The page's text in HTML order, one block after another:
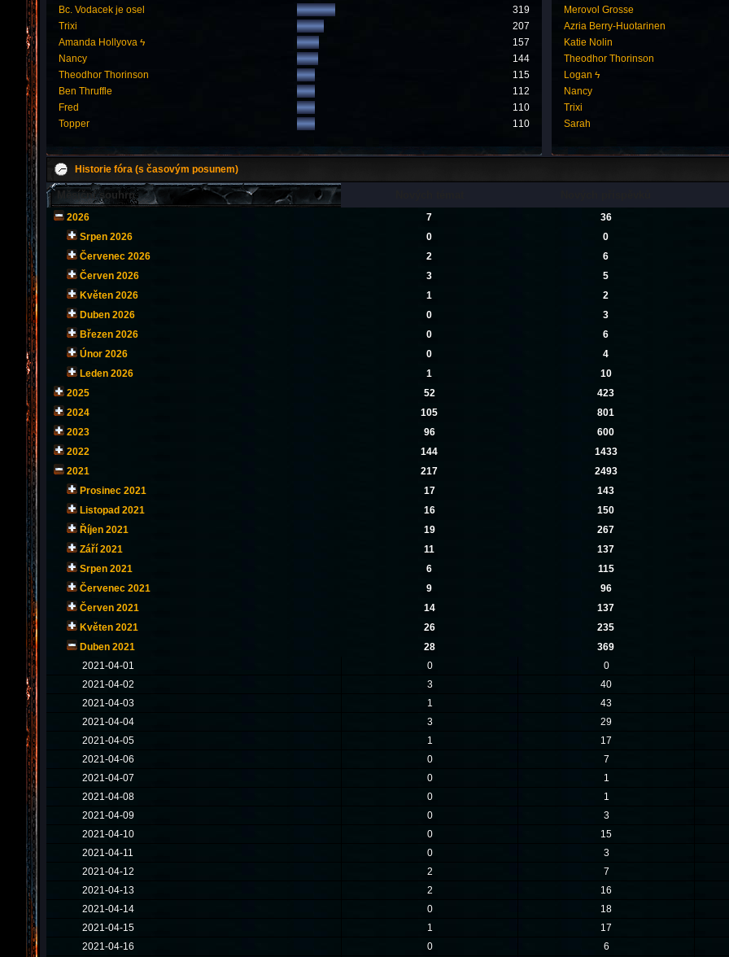
Bc. Vodacek je osel
319
Trixi
207
Amanda Hollyova ϟ
157
Nancy
144
Theodhor Thorinson
115
Ben Thruffle
112
Fred
110
Topper
110
Merovol Grosse
Azria Berry-Huotarinen
Katie Nolin
Theodhor Thorinson
Logan ϟ
Nancy
Trixi
Sarah
Historie fóra (s časovým posunem)
Měsíční souhrn
2026 7
36
Srpen 2026
0
0
Červenec 2026
2
6
Červen 2026
3
5
Květen 2026
1
2
Duben 2026
0
3
Březen 2026
0
6
Únor 2026
0
4
Leden 2026
1
10
2025
52
423
2024
105
801
2023
96
600
2022
144
1433
2021
217
2493
Prosinec 2021
17
143
Listopad 2021
16
150
Říjen 2021
19
267
Září 2021
11
137
Srpen 2021
6
115
Červenec 2021
9
96
Červen 2021
14
137
Květen 2021
26
235
Duben 2021
28
369
2021-04-01
0
0
2021-04-02
3
40
2021-04-03
1
43
2021-04-04
3
29
2021-04-05
1
17
2021-04-06
0
7
2021-04-07
0
1
2021-04-08
0
1
2021-04-09
0
3
2021-04-10
0
15
2021-04-11
0
3
2021-04-12
2
7
2021-04-13
2
16
2021-04-14
0
18
2021-04-15
1
17
2021-04-16
0
6